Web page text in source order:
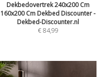
Dekbedovertrek 240x200 Cm
160x200 Cm Dekbed Discounter -
Dekbed-Discounter.nl
€84,99